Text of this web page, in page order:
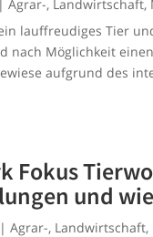
|Agrar-, Landwirtschaft,
lauffreudiges Tier
nach Möglichkeit
aufgrund des
Fokus
und
|Agrar-, Landwirtschaft,